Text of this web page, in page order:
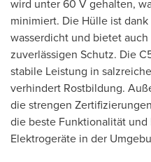
wird unter 60 V gehalten,
minimiert. Die Hülle ist
wasserdicht und bietet
zuverlässigen Schutz. Die
stabile Leistung in
verhindert Rostbildung.
die strengen
die beste Funktionalität
Elektrogeräte in der